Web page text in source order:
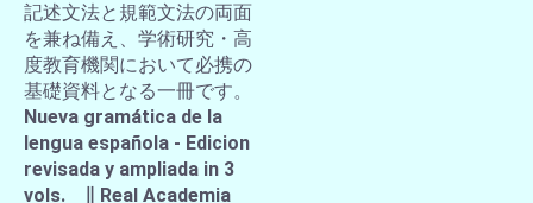
記述文法と規範文法の両面
を兼ね備え、学術研究・高
度教育機関において必携の
基礎資料となる一冊です。
Nueva gramática de la
lengua española - Edicion
revisada y ampliada in 3
vols. ∥ Real Academia